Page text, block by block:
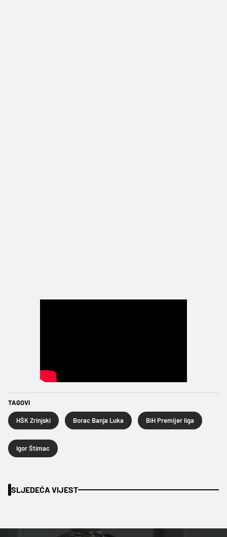
TAGOVI
HŠK Zrinjski Borac Banja Luka BiH Premijer liga
Igor Štimac
SLJEDEĆA VIJEST